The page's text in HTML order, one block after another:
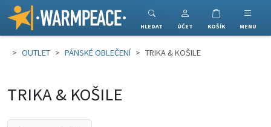
Warmpeace
HLEDAT ÚČET KOŠÍK MENU
OUTLET PÁNSKÉ OBLEČENÍ TRIKA & KOŠILE
TRIKA & KOŠILE